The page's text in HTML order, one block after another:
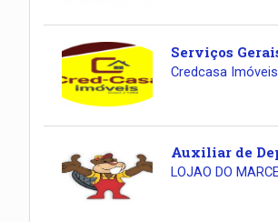
Serviços
Credcasa Imóveis
Auxiliar de
LOJAO DO